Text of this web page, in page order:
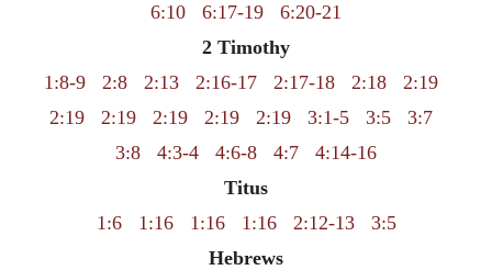
6:10
6:17-19
6:20-21
2 Timothy
1:8-9
2:8 2:13 2:16-17 2:17-18 2:18
2:19
2:19
2:19 2:19 2:19 2:19 3:1-5 3:5
3:7
3:8
4:3-4 4:6-8 4:7
4:14-16
Titus
1:6
1:16 1:16 1:16 2:12-13
3:5
Hebrews